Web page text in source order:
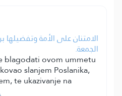
الامتنان على الأمة
الجمعة.
blagodati ovom ummetu
slanjem Poslanika,
te ukazivanje na